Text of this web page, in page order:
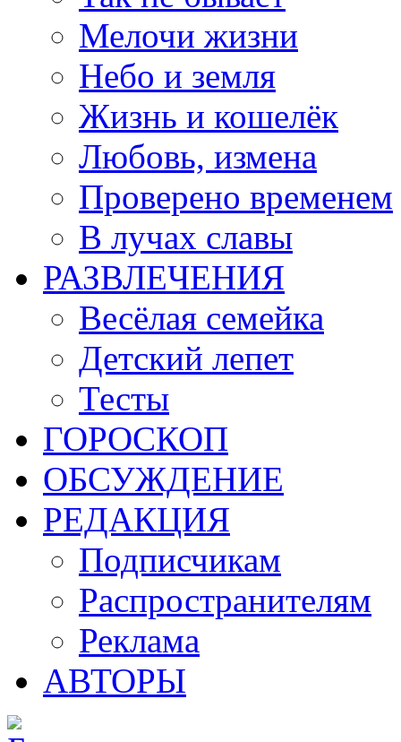
Мелочи жизни
Небо и земля
Жизнь и кошелёк
Любовь, измена
Проверено временем
В лучах славы
РАЗВЛЕЧЕНИЯ
Весёлая семейка
Детский лепет
Тесты
ГОРОСКОП
ОБСУЖДЕНИЕ
РЕДАКЦИЯ
Подписчикам
Распространителям
Реклама
АВТОРЫ